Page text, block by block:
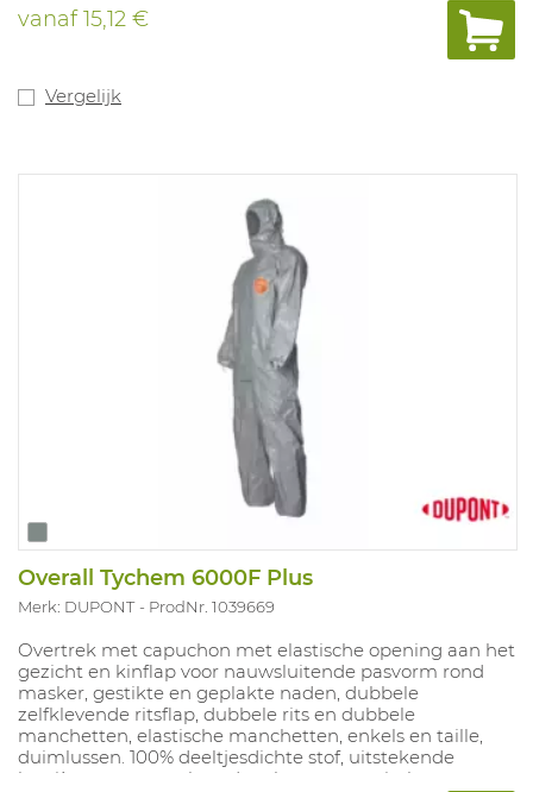
vanaf15,12 €
Vergelijk
Overall Tychem 6000F Plus
Merk: DUPONT ProdNr. 1039669
Overtrek met capuchon met elastische opening aan het
gezicht en kinflap voor nauwsluitende pasvorm rond
masker, gestikte en geplakte naden, dubbele
zelfklevende ritsflap, dubbele rits en dubbele
manchetten, elastische manchetten, enkels en taille,
duimlussen. 100% deeltjesdichte stof, uitstekende
barrière tegen een breed scala aan organische